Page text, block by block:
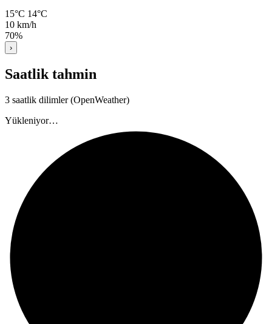
15°C 14°C
10 km/h
70%
›
Saatlik tahmin
3 saatlik dilimler (OpenWeather)
Yükleniyor…